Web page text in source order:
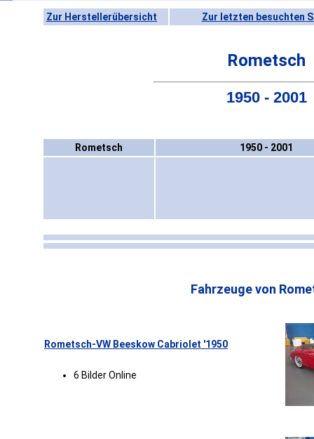
Zur Herstellerübersicht Zur letzten besuchten
Rometsch
1950 - 2001
Rometsch 1950 - 2001
Fahrzeuge von
Rometsch-VW Beeskow Cabriolet '1950
6 Bilder Online